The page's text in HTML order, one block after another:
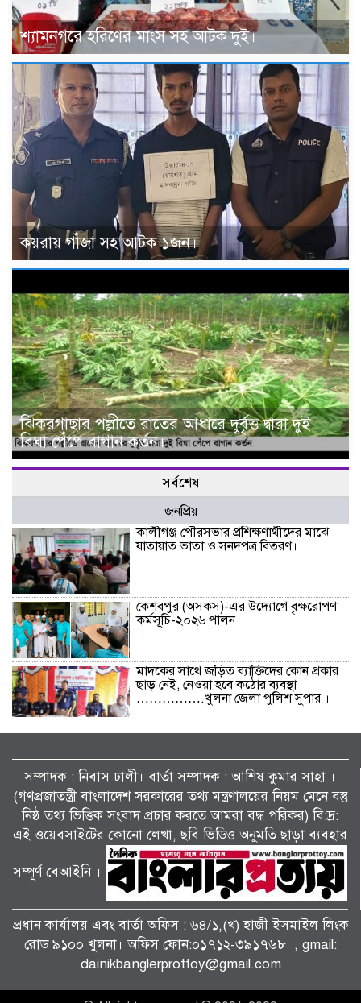
শ্যামনগরে হরিণের মাংস সহ আটক দুই।
কয়রায় গাঁজা সহ আটক ১জন।
ঝিকরগাছার পল্লীতে রাতের আধারে দুর্বৃত্ত দ্বারা দুই
বিঘা পেঁপে বাগান কর্তন।
সর্বশেষ
জনপ্রিয়
কালীগঞ্জ পৌরসভার প্রশিক্ষণার্থীদের মাঝে
যাতায়াত ভাতা ও সনদপত্র বিতরণ।
কেশবপুর (অসকস)-এর উদ্যোগে বৃক্ষরোপণ
কর্মসূচি-২০২৬ পালন।
মাদকের সাথে জড়িত ব্যাক্তিদের কোন প্রকার
ছাড় নেই, নেওয়া হবে কঠোর ব্যবস্থা
…………….খুলনা জেলা পুলিশ সুপার ।
জুলাই গণঅভ্যুত্থানের দ্বিতীয় বর্ষপূর্তি উপলক্ষে
শ্যামনগরে জামায়াতের গণমিছিল ও বিক্ষোভ
সমাবেশ।
পাটকেলঘাটায় বিশেষ অভিযানে ৪ পিস
ইয়াবাসহ মাদক মামলার আসামি গ্রেপ্তার।
তালায় জামায়াতের বিশাল গণমিছিল, ‘জুলাই
সম্পাদক : নিবাস ঢালী। বার্তা সম্পাদক : আশিষ কুমাৱ সাহা ।
(গণপ্রজাতন্ত্রী বাংলাদেশ সরকারের তথ্য মন্ত্রণালয়ের নিয়ম মেনে বস্তু
নিষ্ঠ তথ্য ভিত্তিক সংবাদ প্রচার করতে আমরা বদ্ধ পরিকর) বি:দ্র:
এই ওয়েবসাইটের কোনো লেখা, ছবি ভিডিও অনুমতি ছাড়া ব্যবহার
সম্পূর্ণ বেআইনি ।
প্রধান কার্যালয় এবং বার্তা অফিস : ৬৪/১,(খ) হাজী ইসমাইল লিংক
রোড ৯১০০ খুলনা। অফিস ফোন:০১৭১২-৩৯১৭৬৮ , gmail:
dainikbanglerprottoy@gmail.com